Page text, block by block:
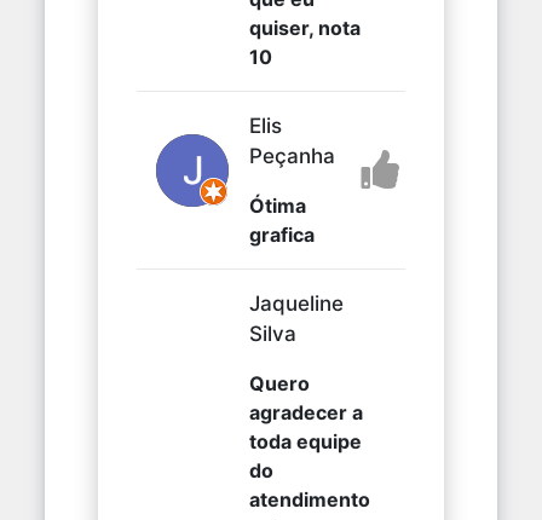
quiser, nota
10
Elis
Peçanha
Ótima
grafica
Jaqueline
Silva
Quero
agradecer a
toda equipe
do
atendimento